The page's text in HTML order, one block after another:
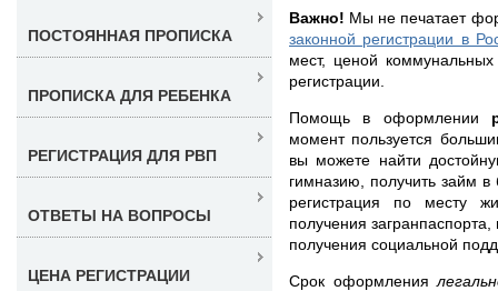
Важно! Мы не печатает
законной регистрации в
мест, ценой
регистрации.
Помощь в оформлении
момент пользуется
вы можете найти
гимназию, получить займ
регистрация по месту
получения
получения социальной
Срок оформления
ПОСТОЯННАЯ ПРОПИСКА
ПРОПИСКА ДЛЯ РЕБЕНКА
РЕГИСТРАЦИЯ ДЛЯ РВП
ОТВЕТЫ НА ВОПРОСЫ
ЦЕНА РЕГИСТРАЦИИ